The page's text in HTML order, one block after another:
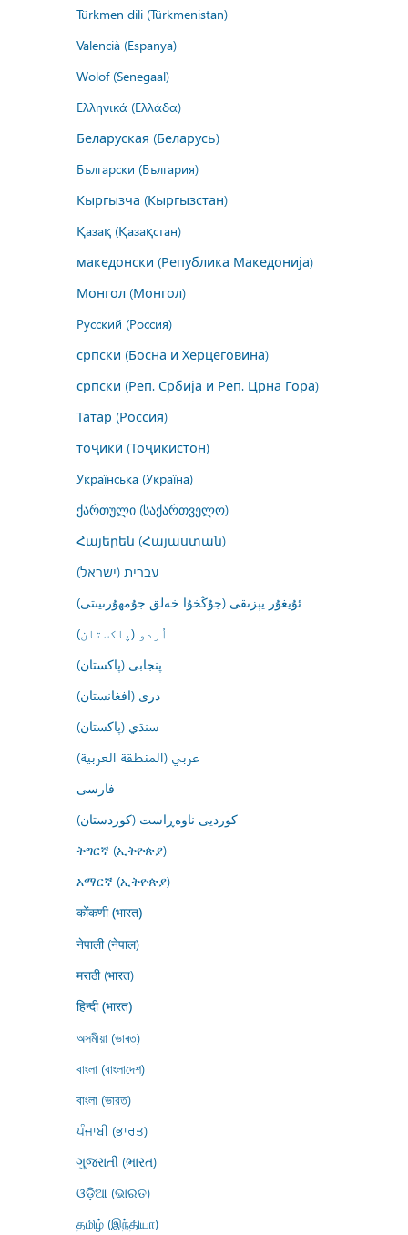
Türkmen dili (Türkmenistan)
Valencià (Espanya)
Wolof (Senegaal)
Ελληνικά (Ελλάδα)
Беларуская (Беларусь)
Български (България)
Кыргызча (Кыргызстан)
Қазақ (Қазақстан)
македонски (Република Македонија)
Монгол (Монгол)
Русский (Россия)
српски (Босна и Херцеговина)
српски (Реп. Србија и Реп. Црна Гора)
Татар (Россия)
тоҷикӣ (Тоҷикистон)
Українська (Україна)
ქართული (საქართველო)
Հայերեն (Հայաստան)
עברית (ישראל)
ئۇيغۇر يېزىقى (جۇڭخۇا خەلق جۇمھۇرىيىتى)
اُردو (پاکستان)
پنجابی (پاکستان)
درى (افغانستان)
سنڌي (پاکستان)
عربي (المنطقة العربية)
فارسى
کوردیی ناوەڕاست (کوردستان)
ትግርኛ (ኢትዮጵያ)
አማርኛ (ኢትዮጵያ)
कोंकणी (भारत)
नेपाली (नेपाल)
मराठी (भारत)
हिन्दी (भारत)
অসমীয়া (ভাৰত)
বাংলা (বাংলাদেশ)
বাংলা (ভারত)
ਪੰਜਾਬੀ (ਭਾਰਤ)
ગુજરાતી (ભારત)
ଓଡ଼ିଆ (ଭାରତ)
தமிழ் (இந்தியா)